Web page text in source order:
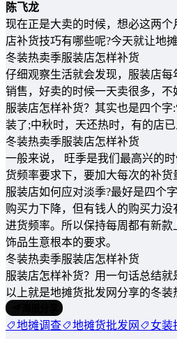
陈飞龙
现在正是大卖的时候，想必这两
店补货技巧有哪些呢?今天就让地
冬装热卖季服装店怎样补货
仔细观察生活就会发现，服装店
销售，好卖的时候一天卖很多，
服装店怎样补货？其实也是四个
装了;中秋时，天还热时，有的店
冬装热卖季服装店怎样补货
一般来说， 旺季是我们最高兴的
货频率要求下，要加大每次的补
服装店如何应对淡季?最好是四个
购买力下降，但有钱人的购买力
进货频率。所以保持每周都有新
饰品生意根本的要求。
冬装热卖季服装店怎样补货
服装店怎样补货？用一句话总
以上就是地摊货批发网分享的冬
地摊调查 地摊货批发网 女装